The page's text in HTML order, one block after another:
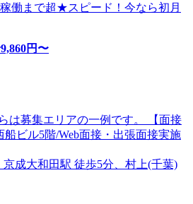
働まで超★スピード！今なら初月
9,860円〜
は募集エリアの一例です。 【面接
船ビル5階/Web面接・出張面接実施
成大和田駅 徒歩5分、村上(千葉)